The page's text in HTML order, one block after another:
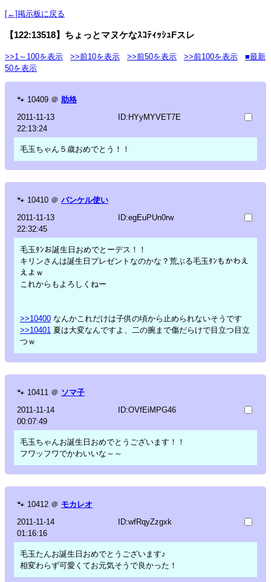
[←]掲示板に戻る
【122:13518】ちょっとマヌケなｽｺﾃｨｯｼｭFスレ
>>1～100を表示 >>前10を表示 >>前50を表示 >>前100を表示
■最新
50を表示
🐾 10409 ＠ 助格
2011-11-13
22:13:24
ID:HYyMYVET7E
毛玉ちゃん５歳おめでとう！！
🐾 10410 ＠ バンケル使い
2011-11-13
22:32:45
ID:egEuPUn0rw
毛玉ﾀﾝお誕生日おめでとーデス！！
キリンさんは誕生日プレゼントなのかな？荒ぶる毛玉ﾀﾝもかわえ
えよｗ
これからもよろしくねー
>>10400 なんかこれだけは子供の頃から止められないそうです
>>10401 夏は大変なんですよ、二の腕まで傷だらけで目立つ目立
つｗ
🐾 10411 ＠ ソマ子
2011-11-14
00:07:49
ID:OVfEiMPG46
毛玉ちゃんお誕生日おめでとうございます！！
フワッフワでかわいいな～～
🐾 10412 ＠ モカレオ
2011-11-14
01:16:16
ID:wfRqyZzgxk
毛玉たんお誕生日おめでとうございます♪
相変わらず可愛くてお元気そうで良かった！